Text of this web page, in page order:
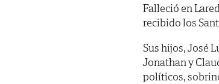
Falleció en
recibido los
Sus hijos, José
Jonathan y
políticos,